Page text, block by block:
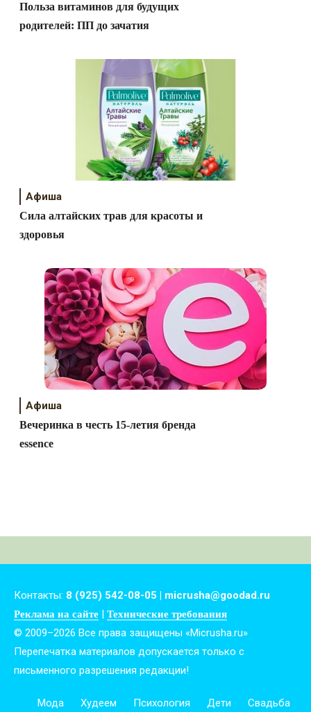
Польза витаминов для будущих
родителей: ПП до зачатия
Афиша
Сила алтайских трав для красоты и
здоровья
Афиша
Вечеринка в честь 15-летия бренда
essence
Контакты: 8 (925) 542-08-05 | micrusha@goodad.ru
Реклама на сайте Технические требования
© 2009–2026 Все права защищены «Micrusha.ru»
Перепечатка материалов допускается только с
письменного разрешения редакции!
Мода Худеем Психология Дети Свадьба